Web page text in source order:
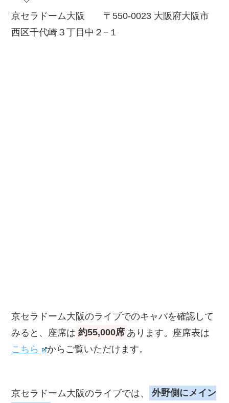
京セラドーム大阪 〒550-0023 大阪府大阪市
西区千代崎３丁目中２−１
京セラドーム大阪のライブでのキャパを確認して
みると、座席は 約55,000席 あります。座席表は
こちら
からご覧いただけます。
京セラドーム大阪のライブでは、
外野側にメイン